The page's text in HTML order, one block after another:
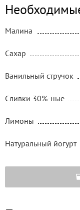
Малина
Сахар
Ванильный стручок
Сливки 30%-ные
Лимоны
Натуральный йогурт